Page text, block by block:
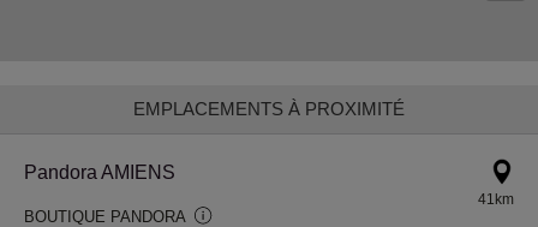
EMPLACEMENTS À PROXIMITÉ
Pandora AMIENS
BOUTIQUE PANDORA
41km